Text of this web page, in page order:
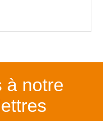
à notre